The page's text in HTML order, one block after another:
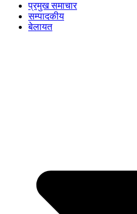
प्रमुख समाचार
सम्पादकीय
बेलायत